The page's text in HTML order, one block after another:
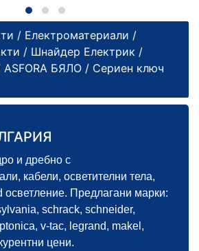
/ Електроматериали /
/ Шнайдер Електрик /
ASFORA БЯЛО / Сериен ключ
и дребно с
кабели, осветителни тела,
осветление. Предлагани марки:
schrack, schneider,
v-tac, legrand, makel,
цени.